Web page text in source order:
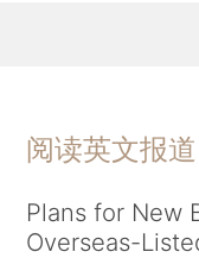
阅读英文报道
Plans for New
Overseas-